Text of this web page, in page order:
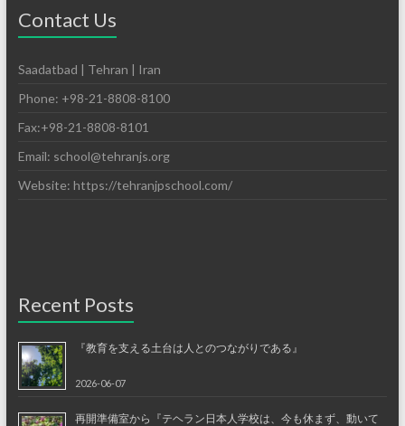
Contact Us
Saadatbad | Tehran | Iran
Phone: +98-21-8808-8100
Fax:+98-21-8808-8101
Email: school@tehranjs.org
Website: https://tehranjpschool.com/
Recent Posts
『教育を支える土台は人とのつながりである』
2026-06-07
再開準備室から『テヘラン日本人学校は、今も休まず、動いて